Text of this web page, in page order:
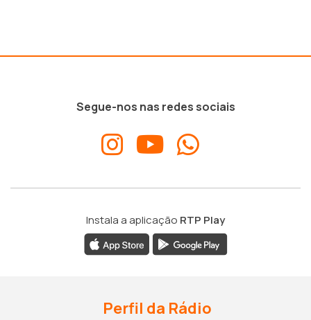
Segue-nos nas redes sociais
Instala a aplicação RTP Play
Perfil da Rádio